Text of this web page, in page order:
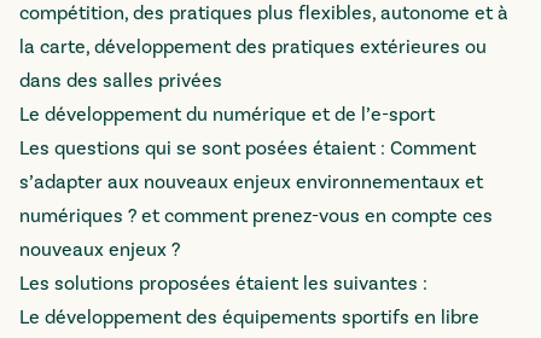
compétition, des pratiques plus flexibles, autonome et à
la carte, développement des pratiques extérieures ou
dans des salles privées
Le développement du numérique et de l’e-sport
Les questions qui se sont posées étaient : Comment
s’adapter aux nouveaux enjeux environnementaux et
numériques ? et comment prenez-vous en compte ces
nouveaux enjeux ?
Les solutions proposées étaient les suivantes :
Le développement des équipements sportifs en libre